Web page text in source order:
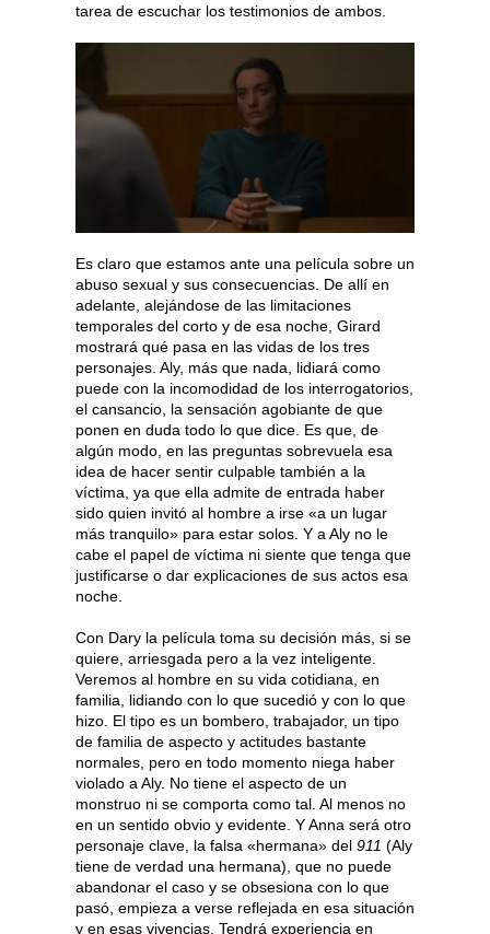
tarea de escuchar los testimonios de ambos.
Es claro que estamos ante una película sobre un
abuso sexual y sus consecuencias. De allí en
adelante, alejándose de las limitaciones
temporales del corto y de esa noche, Girard
mostrará qué pasa en las vidas de los tres
personajes. Aly, más que nada, lidiará como
puede con la incomodidad de los interrogatorios,
el cansancio, la sensación agobiante de que
ponen en duda todo lo que dice. Es que, de
algún modo, en las preguntas sobrevuela esa
idea de hacer sentir culpable también a la
víctima, ya que ella admite de entrada haber
sido quien invitó al hombre a irse «a un lugar
más tranquilo» para estar solos. Y a Aly no le
cabe el papel de víctima ni siente que tenga que
justificarse o dar explicaciones de sus actos esa
noche.
Con Dary la película toma su decisión más, si se
quiere, arriesgada pero a la vez inteligente.
Veremos al hombre en su vida cotidiana, en
familia, lidiando con lo que sucedió y con lo que
hizo. El tipo es un bombero, trabajador, un tipo
de familia de aspecto y actitudes bastante
normales, pero en todo momento niega haber
violado a Aly. No tiene el aspecto de un
monstruo ni se comporta como tal. Al menos no
en un sentido obvio y evidente. Y Anna será otro
personaje clave, la falsa «hermana» del 911 (Aly
tiene de verdad una hermana), que no puede
abandonar el caso y se obsesiona con lo que
pasó, empieza a verse reflejada en esa situación
y en esas vivencias. Tendrá experiencia en